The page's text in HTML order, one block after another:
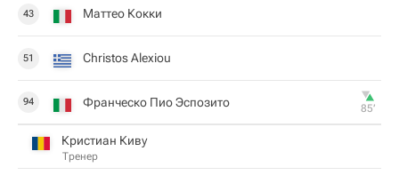
43 Маттео Кокки
51 Christos Alexiou
94 Франческо Пио Эспозито 85‎’‎
Кристиан Киву
Тренер